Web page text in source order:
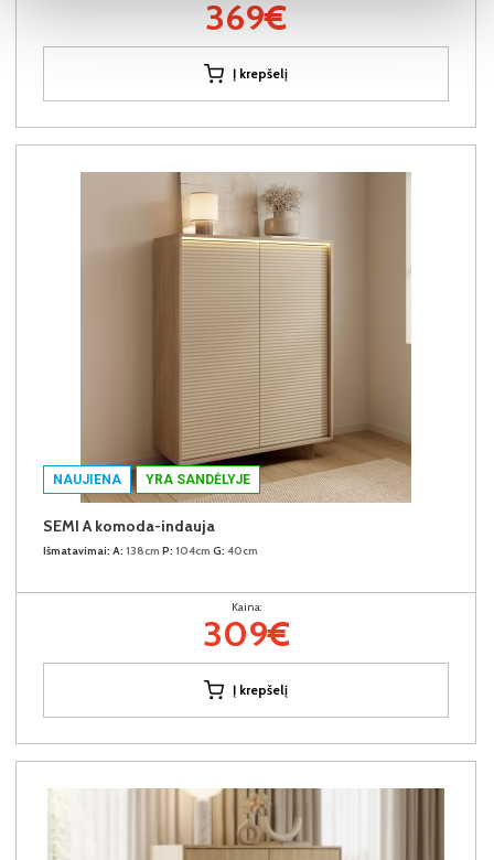
369€
Į krepšelį
NAUJIENA YRA SANDĖLYJE
SEMI A komoda-indauja
Išmatavimai: A: 138cm P: 104cm G: 40cm
Kaina:
309€
Į krepšelį